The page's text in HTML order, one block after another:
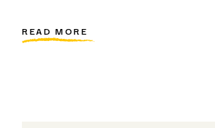
READ MORE